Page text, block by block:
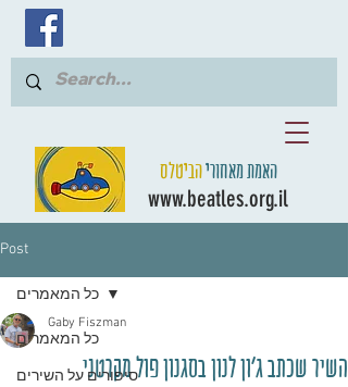
האמת מאחוריהביטלס
www.beatles.org.il
Post
כל המאמרים
סיפורים על השירים
כל המאמרים
השיר שכתב ג'ון לנון בסגנון פול מקרטני
Gaby Fiszman